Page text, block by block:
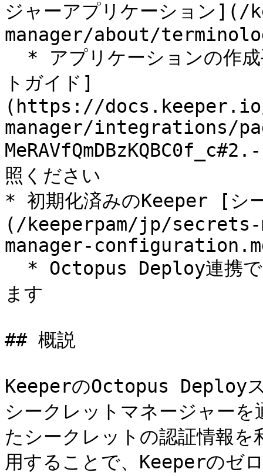
ジャーアプリケーション
manager/about/
トガイド]
(https://
manager/integrations/
照ください
* 初期化済みのKeeper [シ
(/keeperpam/jp/
manager-
ます
## 概説
KeeperのOctopus Deploy
シークレットマネージャー
たシークレットの認証情報
用することで、Keeperのゼ